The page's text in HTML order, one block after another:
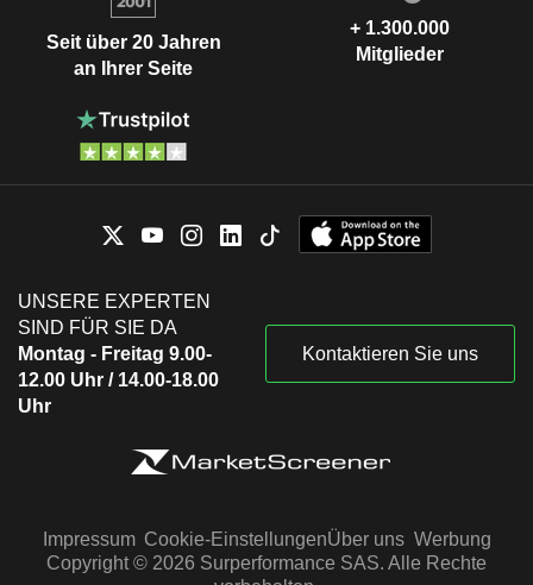
Seit über 20 Jahren
an Ihrer Seite
+ 1.300.000
Mitglieder
UNSERE EXPERTEN
SIND FÜR SIE DA
Montag - Freitag 9.00-
12.00 Uhr / 14.00-18.00
Uhr
Kontaktieren Sie uns
Impressum Cookie-EinstellungenÜber uns Werbung
Copyright © 2026 Surperformance SAS. Alle Rechte